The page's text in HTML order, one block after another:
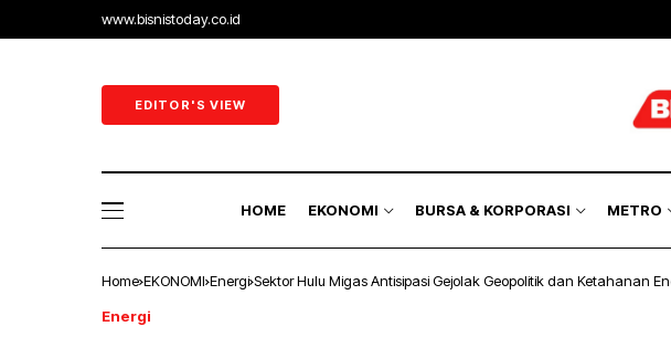
www.bisnistoday.co.id
EDITOR'S VIEW
HOME EKONOMI BURSA & KORPORASI METRO
Home EKONOMI Energi Sektor Hulu Migas Antisipasi Gejolak Geopolitik dan Ketahanan
Energi